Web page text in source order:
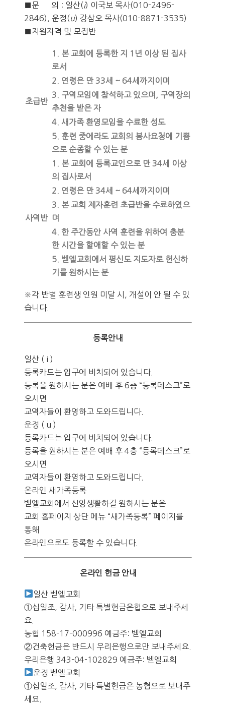
■문 의 : 일산(i) 이국보 목사(010-2496-
2846), 운정(u) 강삼오 목사(010-8871-3535)
■지원자격 및 모집반
초급반
1. 본 교회에 등록한 지 1년 이상 된 집사
로서
2. 연령은 만 33세 ~ 64세까지이며
3. 구역모임에 참석하고 있으며, 구역장의
추천을 받은 자
4. 새가족 환영모임을 수료한 성도
5. 훈련 중에라도 교회의 봉사요청에 기쁨
으로 순종할 수 있는 분
사역반
1. 본 교회에 등록교인으로 만 34세 이상
의 집사로서
2. 연령은 만 34세 ~ 64세까지이며
3. 본 교회 제자훈련 초급반을 수료하였으
며
4. 한 주간동안 사역 훈련을 위하여 충분
한 시간을 할애할 수 있는 분
5. 벧엘교회에서 평신도 지도자로 헌신하
기를 원하시는 분
※각 반별 훈련생 인원 미달 시, 개설이 안 될 수 있
습니다.
등록안내
일산 ( i )
등록카드는 입구에 비치되어 있습니다.
등록을 원하시는 분은 예배 후 6층 “등록데스크”로
오시면
교역자들이 환영하고 도와드립니다.
운정 ( u )
등록카드는 입구에 비치되어 있습니다.
등록을 원하시는 분은 예배 후 4층 “등록데스크”로
오시면
교역자들이 환영하고 도와드립니다.
온라인 새가족등록
벧엘교회에서 신앙생활하길 원하시는 분은
교회 홈페이지 상단 메뉴 “새가족등록” 페이지를
통해
온라인으로도 등록할 수 있습니다.
온라인 헌금 안내
일산 벧엘교회
①십일조, 감사, 기타 특별헌금은협으로 보내주세
요.
농협 158-17-000996 예금주: 벧엘교회
②건축헌금은 반드시 우리은행으로만 보내주세요.
우리은행 343-04-102829 예금주: 벧엘교회
운정 벧엘교회
①십일조, 감사, 기타 특별헌금은 농협으로 보내주
세요.